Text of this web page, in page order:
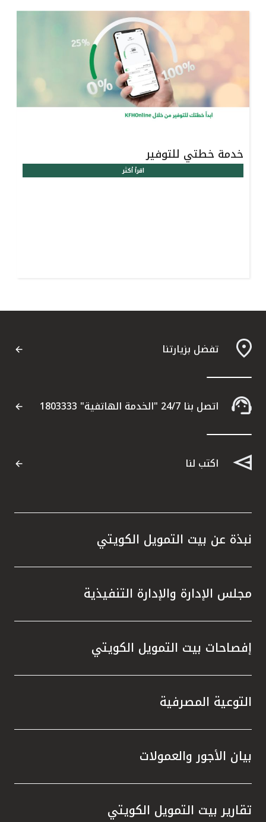
خدمة خطتي للتوفير
اقرأ أكثر
تفضل بزيارتنا
اتصل بنا 24/7 "الخدمة الهاتفية" 1803333
اكتب لنا
نبذة عن بيت التمويل الكويتي
مجلس الإدارة والإدارة التنفيذية
إفصاحات بيت التمويل الكويتي
التوعية المصرفية
بيان الأجور والعمولات
تقارير بيت التمويل الكويتي